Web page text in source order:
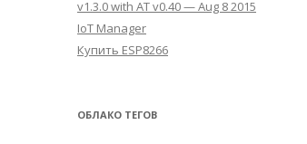
v1.3.0 with AT v0.40 — Aug 8 2015
IoT Manager
Купить ESP8266
ОБЛАКО ТЕГОВ